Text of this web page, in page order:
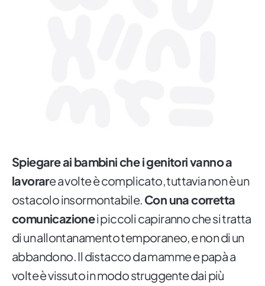
Spiegare ai bambini che i genitori vanno a
lavorare a volte è complicato, tuttavia non è un
ostacolo insormontabile. Con una corretta
comunicazionei piccoli capiranno che si tratta
di un allontanamento temporaneo, e non di un
abbandono. Il distacco da mamme e papà a
volte è vissuto in modo struggente dai più